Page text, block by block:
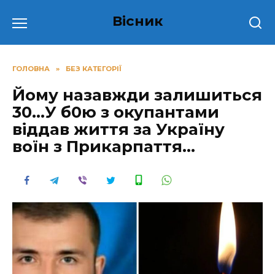
до
Вісник
ГОЛОВНА » БЕЗ КАТЕГОРІЇ
Йому назавжди залишиться
30…У б0ю з окупантами
віддав життя за Україну
воїн з Прикарпаття…